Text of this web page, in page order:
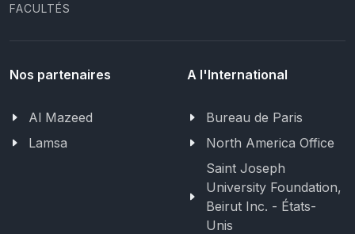
FACULTÉS
Nos partenaires
Al Mazeed
Lamsa
A l'International
Bureau de Paris
North America Office
Saint Joseph
University Foundation,
Beirut Inc. - États-
Unis